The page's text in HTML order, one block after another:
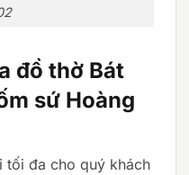
đồ thờ Bát
sứ Hoàng
tối đa cho quý khách